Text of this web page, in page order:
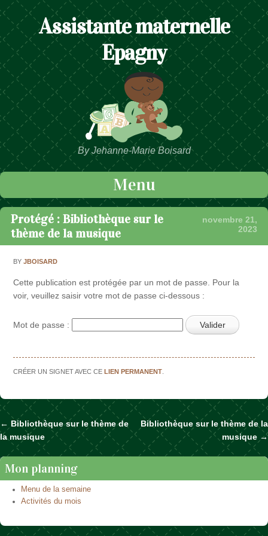
Assistante maternelle
Epagny
By Jehanne-Marie Boisard
Menu
Passer au contenu
Protégé : Bibliothèque sur le
thème de la musique
novembre 21,
2023
BYJBOISARD
Cette publication est protégée par un mot de passe. Pour la
voir, veuillez saisir votre mot de passe ci-dessous :
Mot de passe :
CRÉER UN SIGNET AVEC CELIEN PERMANENT
Naviguer dans les articles
← Bibliothèque sur le thème de
la musique
Bibliothèque sur le thème de la
musique →
Mon planning
Menu de la semaine
Activités du mois